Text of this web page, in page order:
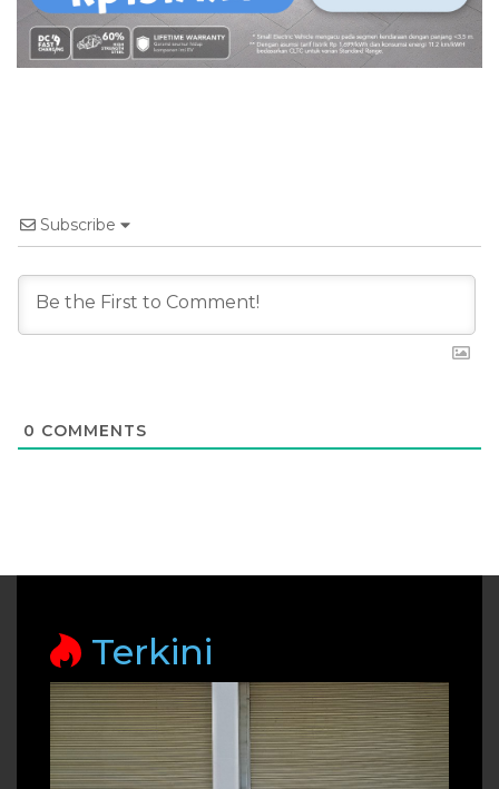
Subscribe
0 COMMENTS
Terkini